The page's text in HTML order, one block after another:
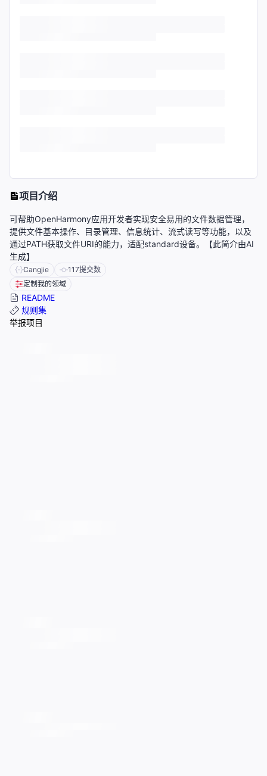
项目介绍
可帮助OpenHarmony应用开发者实现安全易用的文件数据管理，
提供文件基本操作、目录管理、信息统计、流式读写等功能，以及
通过PATH获取文件URI的能力，适配standard设备。【此简介由AI
生成】
Cangjie 117提交数
定制我的领域
README
规则集
举报项目